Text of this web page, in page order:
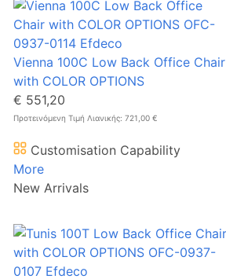
Vienna 100C Low Back Office Chair
with COLOR OPTIONS
€ 551,20
Προτεινόμενη Τιμή Λιανικής: 721,00 €
Customisation Capability
More
New Arrivals